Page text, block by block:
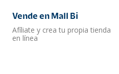
Vende en Mall Bi
Afíliate y crea tu propia tienda
en línea